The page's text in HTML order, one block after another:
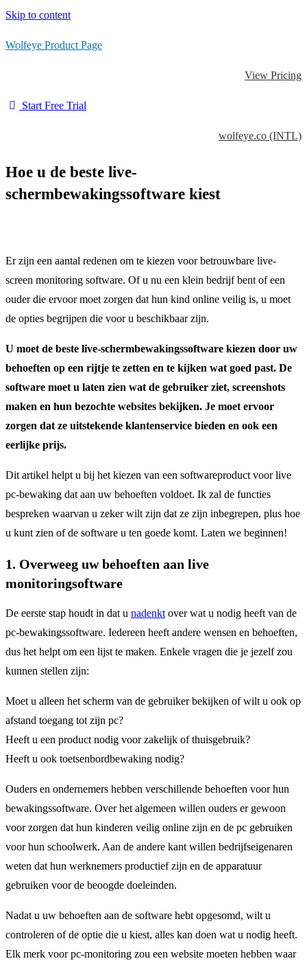
Skip to content
Wolfeye Product Page
View Pricing
Start Free Trial
wolfeye.co (INTL)
Hoe u de beste live-
schermbewakingssoftware kiest
Er zijn een aantal redenen om te kiezen voor betrouwbare live-
screen monitoring software. Of u nu een klein bedrijf bent of een
ouder die ervoor moet zorgen dat hun kind online veilig is, u moet
de opties begrijpen die voor u beschikbaar zijn.
U moet de beste live-schermbewakingssoftware kiezen door uw
behoeften op een rijtje te zetten en te kijken wat goed past. De
software moet u laten zien wat de gebruiker ziet, screenshots
maken en hun bezochte websites bekijken. Je moet ervoor
zorgen dat ze uitstekende klantenservice bieden en ook een
eerlijke prijs.
Dit artikel helpt u bij het kiezen van een softwareproduct voor live
pc-bewaking dat aan uw behoeften voldoet. Ik zal de functies
bespreken waarvan u zeker wilt zijn dat ze zijn inbegrepen, plus hoe
u kunt zien of de software u ten goede komt. Laten we beginnen!
1. Overweeg uw behoeften aan live
monitoringsoftware
De eerste stap houdt in dat u nadenkt over wat u nodig heeft van de
pc-bewakingssoftware. Iedereen heeft andere wensen en behoeften,
dus het helpt om een ​​lijst te maken. Enkele vragen die je jezelf zou
kunnen stellen zijn:
Moet u alleen het scherm van de gebruiker bekijken of wilt u ook op
afstand toegang tot zijn pc?
Heeft u een product nodig voor zakelijk of thuisgebruik?
Heeft u ook toetsenbordbewaking nodig?
Ouders en ondernemers hebben verschillende behoeften voor hun
bewakingssoftware. Over het algemeen willen ouders er gewoon
voor zorgen dat hun kinderen veilig online zijn en de pc gebruiken
voor hun schoolwerk. Aan de andere kant willen bedrijfseigenaren
weten dat hun werknemers productief zijn en de apparatuur
gebruiken voor de beoogde doeleinden.
Nadat u uw behoeften aan de software hebt opgesomd, wilt u
controleren of de optie die u kiest, alles kan doen wat u nodig heeft.
Elk merk voor pc-monitoring zou een website moeten hebben waar